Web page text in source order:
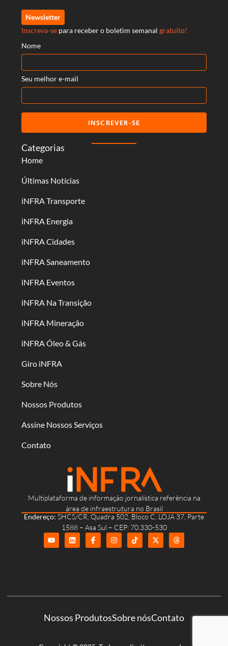
Multiplataforma de informação jornalística referência na
área de infraestrutura no Brasil
Endereço: SHCS/CR, Quadra 502, Bloco C, LOJA 37, Parte
1588 – Asa Sul – CEP: 70.330-530
Categorias
Home
Últimas Notícias
iNFRA Transporte
iNFRA Energia
iNFRA Cidades
iNFRA Saneamento
iNFRA Eventos
iNFRA Na Transição
iNFRA Mineração
iNFRA Óleo & Gás
Giro iNFRA
Sobre Nós
Nossos Produtos
Assine Nossos Serviços
Contato
Newsletter
Inscreva-se para receber o boletim semanal gratuito!
Nome
Seu melhor e-mail
INSCREVER-SE
Nossos ProdutosSobre nósContato